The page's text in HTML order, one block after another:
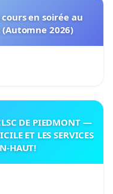
en soirée au
2026)
DE PIEDMONT —
ET LES SERVICES
HAUT!